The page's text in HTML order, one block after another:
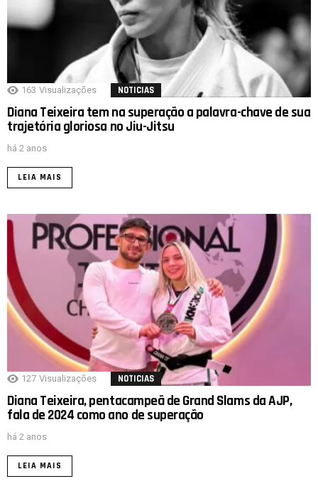
163 Visualizações NOTICIAS
Diana Teixeira tem na superação a palavra-chave de sua
trajetória gloriosa no Jiu-Jitsu
há 2 anos
LEIA MAIS
127 Visualizações NOTICIAS
Diana Teixeira, pentacampeã de Grand Slams da AJP,
fala de 2024 como ano de superação
há 2 anos
LEIA MAIS